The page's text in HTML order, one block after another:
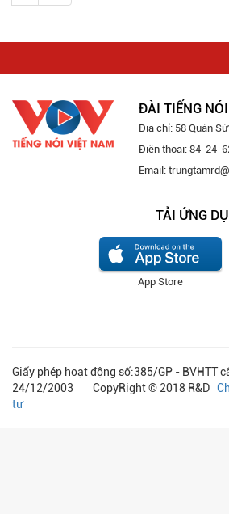
ĐÀI TIẾNG
Địa chỉ: 58 Quán
Điện thoại: 84-24-
Email:
TẢI ỨNG
App Store
Giấy phép hoạt động số:385/GP - BVHTT
24/12/2003 CopyRight © 2018 R&D
tư